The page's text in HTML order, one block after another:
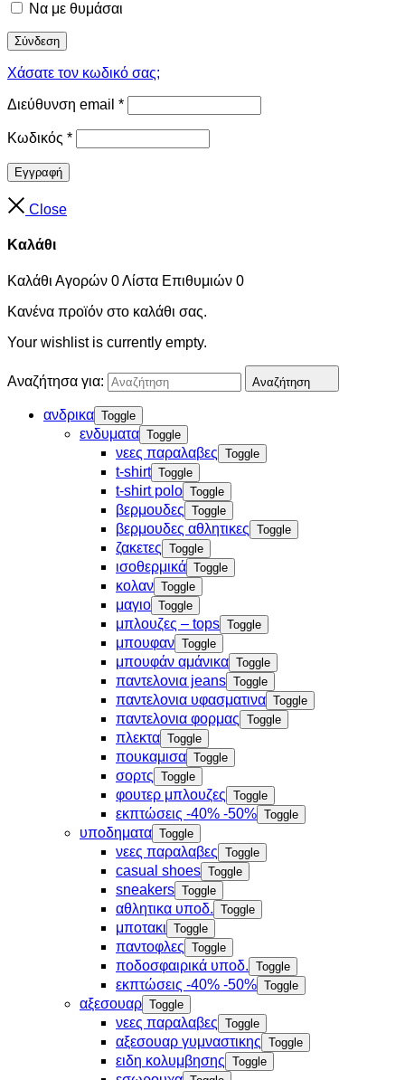
Να με θυμάσαι
Σύνδεση
Χάσατε τον κωδικό σας;
Διεύθυνση email *
Κωδικός *
Εγγραφή
Close
Καλάθι
Καλάθι Αγορών 0Λίστα Επιθυμιών 0
Κανένα προϊόν στο καλάθι σας.
Your wishlist is currently empty.
Αναζήτησα για: Αναζήτηση
ανδρικα Toggle
ενδυματα Toggle
νεες παραλαβες Toggle
t-shirt Toggle
t-shirt polo Toggle
βερμουδες Toggle
βερμουδες αθλητικες Toggle
ζακετες Toggle
ισοθερμικά Toggle
κολαν Toggle
μαγιο Toggle
μπλουζες – tops Toggle
μπουφαν Toggle
μπουφάν αμάνικα Toggle
παντελονια jeans Toggle
παντελονια υφασματινα Toggle
παντελονια φορμας Toggle
πλεκτα Toggle
πουκαμισα Toggle
σορτς Toggle
φουτερ μπλουζες Toggle
εκπτώσεις -40% -50% Toggle
υποδηματα Toggle
νεες παραλαβες Toggle
casual shoes Toggle
sneakers Toggle
αθλητικα υποδ. Toggle
μποτακι Toggle
παντοφλες Toggle
ποδοσφαιρικά υποδ. Toggle
εκπτώσεις -40% -50% Toggle
αξεσουαρ Toggle
νεες παραλαβες Toggle
αξεσουαρ γυμναστικης Toggle
ειδη κολυμβησης Toggle